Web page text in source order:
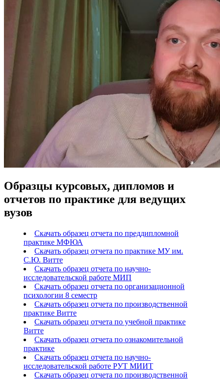
Образцы курсовых, дипломов и
отчетов по практике для ведущих
вузов
Скачать образец отчета по преддипломной
практике МФЮА
Скачать образец отчета по практике МУ им.
С.Ю. Витте
Скачать образец отчета по научно-
исследовательской работе МИП
Скачать образец отчета по организационной
психологии 8 семестр
Скачать образец отчета по производственной
практике Витте
Скачать образец отчета по учебной практике
Витте
Скачать образец отчета по ознакомительной
практике
Скачать образец отчета по научно-
исследовательской работе РУТ МИИТ
Скачать образец отчета по производственной